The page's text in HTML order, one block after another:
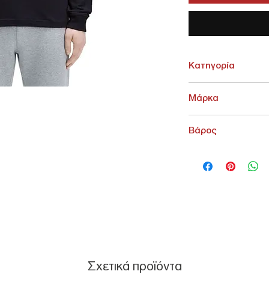
Κατηγορία
Μάρκα
Βάρος
Σχετικά προϊόντα